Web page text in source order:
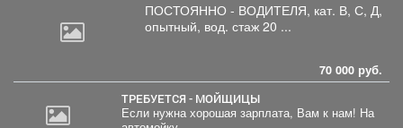
ПОСТОЯННО - ВОДИТЕЛЯ, кат. В, С, Д,
опытный, вод. стаж 20 ...
70 000 руб.
ТРЕБУЕТСЯ - МОЙЩИЦЫ
Если нужна хорошая зарплата, Вам к нам! На